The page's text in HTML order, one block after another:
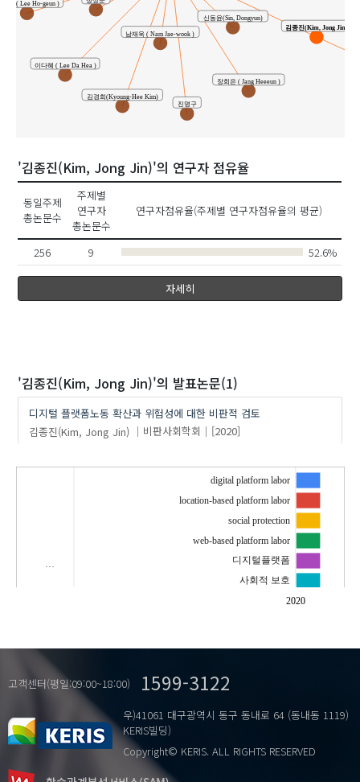
김경희(Kyoung-Hee Kim)
남재욱 ( Nam Jae-wook )
신동윤(Sin, Dongyun)
이다혜 ( Lee Da Hea )
호근 ( Lee Ho-geun )
장희은 ( Jang Heeeun )
진명구
김종진(Kim, Jong Jin)
'김종진(Kim, Jong Jin)'의 연구자 점유율
동일주제
총논문수
주제별
연구자
총논문수
연구자점유율(주제별 연구자점유율의 평균)
256 9 52.6%
자세히
'김종진(Kim, Jong Jin)'의 발표논문(1)
디지털 플랫폼노동 확산과 위험성에 대한 비판적 검토
김종진(Kim, Jong Jin)
비판사회학회 [2020]
2020
…
digital platform labor
location-based platform labor
social protection
web-based platform labor
디지털플랫폼
사회적 보호
웹 기반 플랫폼노동
고객센터(평일:09:00~18:00) 1599-3122
우)41061 대구광역시 동구 동내로 64 (동내동 1119)
KERIS빌딩)
Copyright© KERIS. ALL RIGHTS RESERVED